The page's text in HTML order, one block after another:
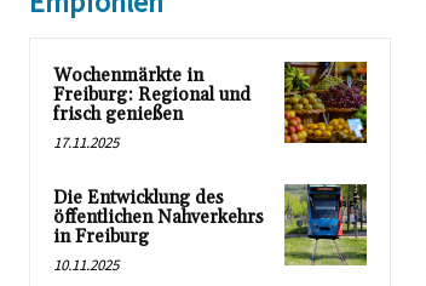
Wochenmärkte in
Freiburg: Regional und
frisch genießen
17.11.2025
Die Entwicklung des
öffentlichen Nahverkehrs
in Freiburg
10.11.2025